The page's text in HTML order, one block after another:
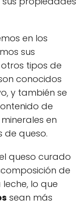
en los
sus
tipos de
conocidos
y también se
de
en
queso.
queso curado
de
lo que
sean más